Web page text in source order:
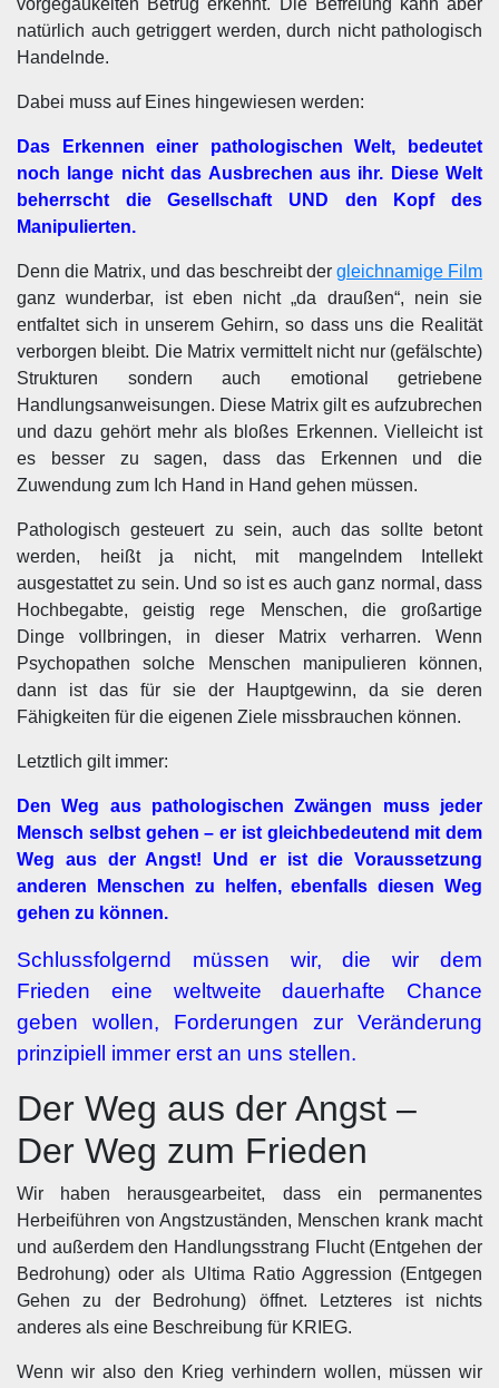
vorgegaukelten Betrug erkennt. Die Befreiung kann aber
natürlich auch getriggert werden, durch nicht pathologisch
Handelnde.
Dabei muss auf Eines hingewiesen werden:
Das Erkennen einer pathologischen Welt, bedeutet
noch lange nicht das Ausbrechen aus ihr. Diese Welt
beherrscht die Gesellschaft UND den Kopf des
Manipulierten.
Denn die Matrix, und das beschreibt der gleichnamige Film
ganz wunderbar, ist eben nicht „da draußen“, nein sie
entfaltet sich in unserem Gehirn, so dass uns die Realität
verborgen bleibt. Die Matrix vermittelt nicht nur (gefälschte)
Strukturen sondern auch emotional getriebene
Handlungsanweisungen. Diese Matrix gilt es aufzubrechen
und dazu gehört mehr als bloßes Erkennen. Vielleicht ist
es besser zu sagen, dass das Erkennen und die
Zuwendung zum Ich Hand in Hand gehen müssen.
Pathologisch gesteuert zu sein, auch das sollte betont
werden, heißt ja nicht, mit mangelndem Intellekt
ausgestattet zu sein. Und so ist es auch ganz normal, dass
Hochbegabte, geistig rege Menschen, die großartige
Dinge vollbringen, in dieser Matrix verharren. Wenn
Psychopathen solche Menschen manipulieren können,
dann ist das für sie der Hauptgewinn, da sie deren
Fähigkeiten für die eigenen Ziele missbrauchen können.
Letztlich gilt immer:
Den Weg aus pathologischen Zwängen muss jeder
Mensch selbst gehen – er ist gleichbedeutend mit dem
Weg aus der Angst! Und er ist die Voraussetzung
anderen Menschen zu helfen, ebenfalls diesen Weg
gehen zu können.
Schlussfolgernd müssen wir, die wir dem
Frieden eine weltweite dauerhafte Chance
geben wollen, Forderungen zur Veränderung
prinzipiell immer erst an uns stellen.
Der Weg aus der Angst –
Der Weg zum Frieden
Wir haben herausgearbeitet, dass ein permanentes
Herbeiführen von Angstzuständen, Menschen krank macht
und außerdem den Handlungsstrang Flucht (Entgehen der
Bedrohung) oder als Ultima Ratio Aggression (Entgegen
Gehen zu der Bedrohung) öffnet. Letzteres ist nichts
anderes als eine Beschreibung für KRIEG.
Wenn wir also den Krieg verhindern wollen, müssen wir